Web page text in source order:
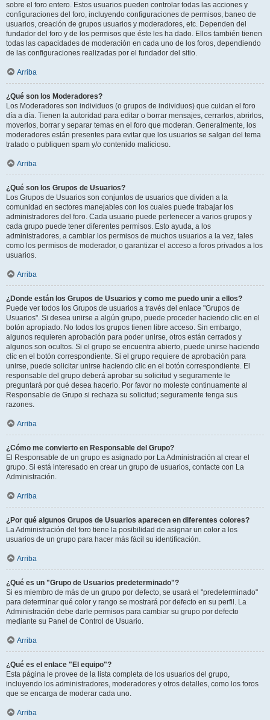
sobre el foro entero. Estos usuarios pueden controlar todas las acciones y
configuraciones del foro, incluyendo configuraciones de permisos, baneo de
usuarios, creación de grupos usuarios y moderadores, etc. Dependen del
fundador del foro y de los permisos que éste les ha dado. Ellos también tienen
todas las capacidades de moderación en cada uno de los foros, dependiendo
de las configuraciones realizadas por el fundador del sitio.
Arriba
¿Qué son los Moderadores?
Los Moderadores son individuos (o grupos de individuos) que cuidan el foro
día a día. Tienen la autoridad para editar o borrar mensajes, cerrarlos, abrirlos,
moverlos, borrar y separar temas en el foro que moderan. Generalmente, los
moderadores están presentes para evitar que los usuarios se salgan del tema
tratado o publiquen spam y/o contenido malicioso.
Arriba
¿Qué son los Grupos de Usuarios?
Los Grupos de Usuarios son conjuntos de usuarios que dividen a la
comunidad en sectores manejables con los cuales puede trabajar los
administradores del foro. Cada usuario puede pertenecer a varios grupos y
cada grupo puede tener diferentes permisos. Esto ayuda, a los
administradores, a cambiar los permisos de muchos usuarios a la vez, tales
como los permisos de moderador, o garantizar el acceso a foros privados a los
usuarios.
Arriba
¿Donde están los Grupos de Usuarios y como me puedo unir a ellos?
Puede ver todos los Grupos de usuarios a través del enlace "Grupos de
Usuarios". Si desea unirse a algún grupo, puede proceder haciendo clic en el
botón apropiado. No todos los grupos tienen libre acceso. Sin embargo,
algunos requieren aprobación para poder unirse, otros están cerrados y
algunos son ocultos. Si el grupo se encuentra abierto, puede unirse haciendo
clic en el botón correspondiente. Si el grupo requiere de aprobación para
unirse, puede solicitar unirse haciendo clic en el botón correspondiente. El
responsable del grupo deberá aprobar su solicitud y seguramente le
preguntará por qué desea hacerlo. Por favor no moleste continuamente al
Responsable de Grupo si rechaza su solicitud; seguramente tenga sus
razones.
Arriba
¿Cómo me convierto en Responsable del Grupo?
El Responsable de un grupo es asignado por La Administración al crear el
grupo. Si está interesado en crear un grupo de usuarios, contacte con La
Administración.
Arriba
¿Por qué algunos Grupos de Usuarios aparecen en diferentes colores?
La Administración del foro tiene la posibilidad de asignar un color a los
usuarios de un grupo para hacer más fácil su identificación.
Arriba
¿Qué es un "Grupo de Usuarios predeterminado"?
Si es miembro de más de un grupo por defecto, se usará el "predeterminado"
para determinar qué color y rango se mostrará por defecto en su perfil. La
Administración debe darle permisos para cambiar su grupo por defecto
mediante su Panel de Control de Usuario.
Arriba
¿Qué es el enlace "El equipo"?
Esta página le provee de la lista completa de los usuarios del grupo,
incluyendo los administradores, moderadores y otros detalles, como los foros
que se encarga de moderar cada uno.
Arriba